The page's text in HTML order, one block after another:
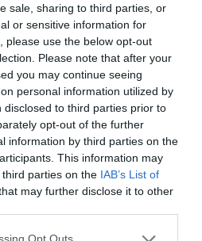
sale, sharing to third parties, or
or sensitive information for
please use the below opt-out
Please note that after your
you may continue seeing
personal information utilized by
to third parties prior to
opt-out of the further
information by third parties on the
This information may
parties on the IAB’s List of
may further disclose it to other
posible fusión con la
clubes.
de estrategia e
2Playbook, cuya plataforma
real el negocio de 60
y Primera Rfef; 200 clubes de
de ACB y Primera FEB.
contabiliza la asistencia a
de entretenimiento y